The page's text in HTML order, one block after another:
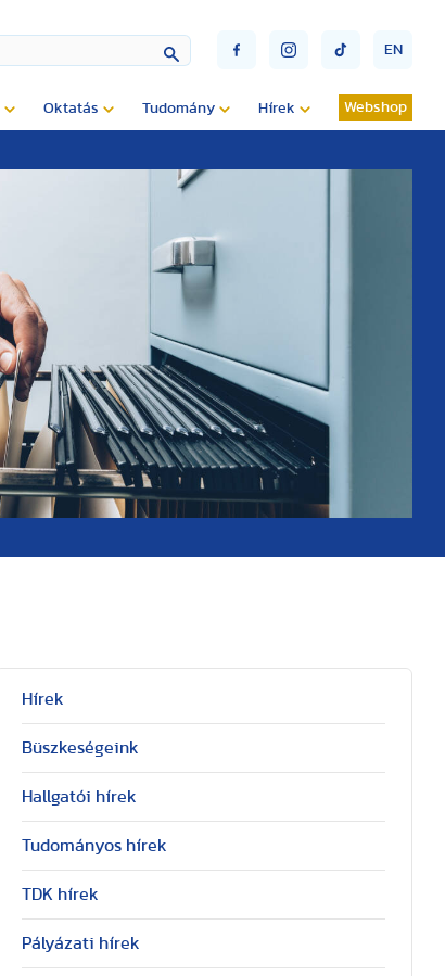
EN
Oktatás Tudomány Hírek Webshop
Hírek
Büszkeségeink
Hallgatói hírek
Tudományos hírek
TDK hírek
Pályázati hírek